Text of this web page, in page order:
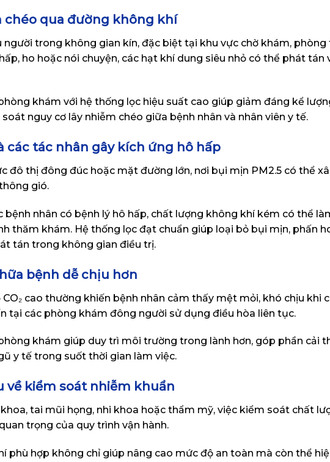
chéo qua đường không khí
trong không gian kín, đặc biệt tại khu vực chờ khám, phòng
ho hoặc nói chuyện, các hạt khí dung siêu nhỏ có thể phát tán
khám với hệ thống lọc hiệu suất cao giúp giảm đáng kể
nguy cơ lây nhiễm chéo giữa bệnh nhân và nhân viên y tế.
các tác nhân gây kích ứng hô hấp
đô thị đông đúc hoặc mặt đường lớn, nơi bụi mịn PM2.5 có thể
gió.
bệnh nhân có bệnh lý hô hấp, chất lượng không khí kém có thể
thăm khám. Hệ thống lọc đạt chuẩn giúp loại bỏ bụi mịn, phấn
tán trong không gian điều trị.
bệnh dễ chịu hơn
cao thường khiến bệnh nhân cảm thấy mệt mỏi, khó chịu khi
tại các phòng khám đông người sử dụng điều hòa liên tục.
khám giúp duy trì môi trường trong lành hơn, góp phần cải
y tế trong suốt thời gian làm việc.
về kiểm soát nhiễm khuẩn
tai mũi họng, nhi khoa hoặc thẩm mỹ, việc kiểm soát chất
trọng của quy trình vận hành.
phù hợp không chỉ giúp nâng cao mức độ an toàn mà còn thể